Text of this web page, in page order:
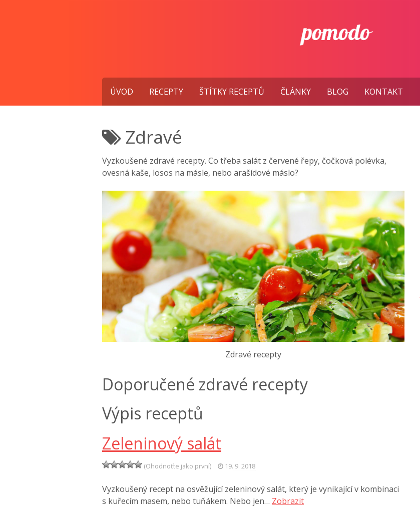
ÚVOD RECEPTY ŠTÍTKY RECEPTŮ ČLÁNKY BLOG KONTAKT
Zdravé
Vyzkoušené zdravé recepty. Co třeba salát z červené řepy, čočková polévka,
ovesná kaše, losos na másle, nebo arašídové máslo?
Zdravé recepty
Doporučené zdravé recepty
Výpis receptů
Zeleninový salát
(Ohodnoťte jako první) 19. 9. 2018
Vyzkoušený recept na osvěžující zeleninový salát, který je vynikající v kombinaci
s kuřecím masem, nebo tuňákem. Nebo jen… Zobrazit